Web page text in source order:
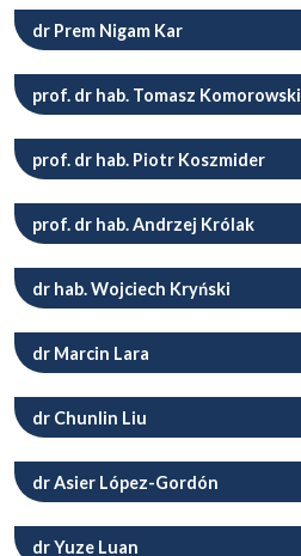
dr Prem Nigam Kar
prof. dr hab. Tomasz Komorowski
prof. dr hab. Piotr Koszmider
prof. dr hab. Andrzej Królak
dr hab. Wojciech Kryński
dr Marcin Lara
dr Chunlin Liu
dr Asier López-Gordón
dr Yuze Luan